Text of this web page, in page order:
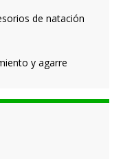
de natación
y agarre